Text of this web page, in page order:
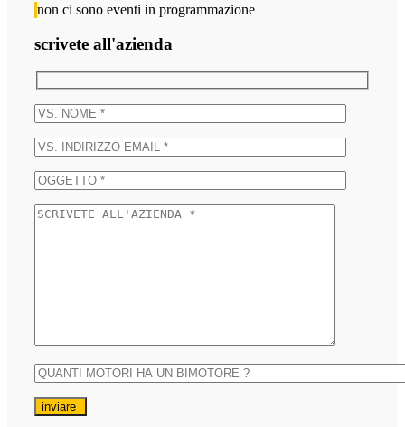
non ci sono eventi in programmazione
scrivete all'azienda
inviare